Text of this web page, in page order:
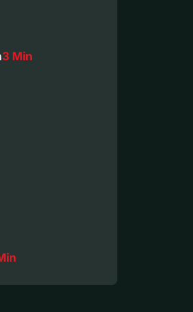
3 Min